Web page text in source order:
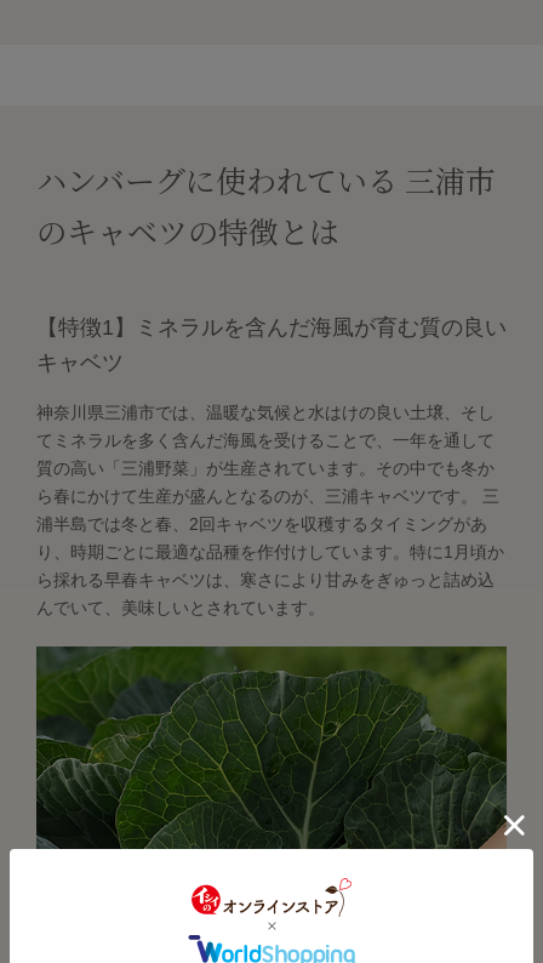
ハンバーグに使われている 三浦市
のキャベツの特徴とは
【特徴1】ミネラルを含んだ海風が育む質の良い
キャベツ
神奈川県三浦市では、温暖な気候と水はけの良い土壌、そし
てミネラルを多く含んだ海風を受けることで、一年を通して
質の高い「三浦野菜」が生産されています。その中でも冬か
ら春にかけて生産が盛んとなるのが、三浦キャベツです。 三
浦半島では冬と春、2回キャベツを収穫するタイミングがあ
り、時期ごとに最適な品種を作付けしています。特に1月頃か
ら採れる早春キャベツは、寒さにより甘みをぎゅっと詰め込
んでいて、美味しいとされています。